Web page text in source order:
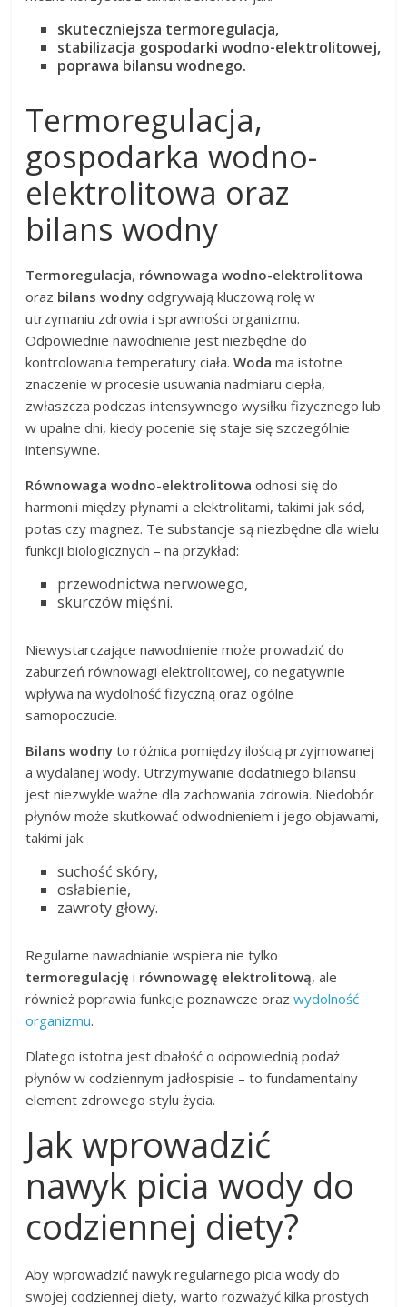
skuteczniejsza termoregulacja,
stabilizacja gospodarki wodno-elektrolitowej,
poprawa bilansu wodnego.
Termoregulacja,
gospodarka wodno-
elektrolitowa oraz
bilans wodny
Termoregulacja, równowaga wodno-elektrolitowa
oraz bilans wodny odgrywają kluczową rolę w
utrzymaniu zdrowia i sprawności organizmu.
Odpowiednie nawodnienie jest niezbędne do
kontrolowania temperatury ciała.Woda ma istotne
znaczenie w procesie usuwania nadmiaru ciepła,
zwłaszcza podczas intensywnego wysiłku fizycznego lub
w upalne dni, kiedy pocenie się staje się szczególnie
intensywne.
Równowaga wodno-elektrolitowa odnosi się do
harmonii między płynami a elektrolitami, takimi jak sód,
potas czy magnez. Te substancje są niezbędne dla wielu
funkcji biologicznych – na przykład:
przewodnictwa nerwowego,
skurczów mięśni.
Niewystarczające nawodnienie może prowadzić do
zaburzeń równowagi elektrolitowej, co negatywnie
wpływa na wydolność fizyczną oraz ogólne
samopoczucie.
Bilans wodny to różnica pomiędzy ilością przyjmowanej
a wydalanej wody. Utrzymywanie dodatniego bilansu
jest niezwykle ważne dla zachowania zdrowia. Niedobór
płynów może skutkować odwodnieniem i jego objawami,
takimi jak:
suchość skóry,
osłabienie,
zawroty głowy.
Regularne nawadnianie wspiera nie tylko
termoregulację i równowagę elektrolitową, ale
również poprawia funkcje poznawcze orazwydolność
organizmu.
Dlatego istotna jest dbałość o odpowiednią podaż
płynów w codziennym jadłospisie – to fundamentalny
element zdrowego stylu życia.
Jak wprowadzić
nawyk picia wody do
codziennej diety?
Aby wprowadzić nawyk regularnego picia wody do
swojej codziennej diety, warto rozważyć kilka prostych